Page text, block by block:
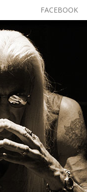
FACEBOOK